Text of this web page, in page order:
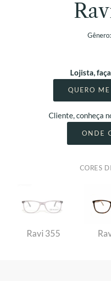
Gênero:
Lojista,
QUERO
Cliente, conheça
ONDE
CORES
Ravi 355